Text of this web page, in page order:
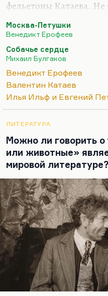
фельетоны Катаева.
Кстати говоря,
Булгакова. Хотя он
считал это таким
случае, «Собачье
сатира. Из 60-х годов
конечно. Прежде всего
эксперимент.
Русский юмор — он
рекомендовал бы,
то из…
Москва-Петушки
Венедикт Ерофеев
Собачье сердце
Михаил Булгаков
Венедикт Ерофеев
Валентин Катаев
Илья Ильф и Евгений
ЛИТЕРАТУРА
Можно ли говорить
или животные»
мировой литературе?